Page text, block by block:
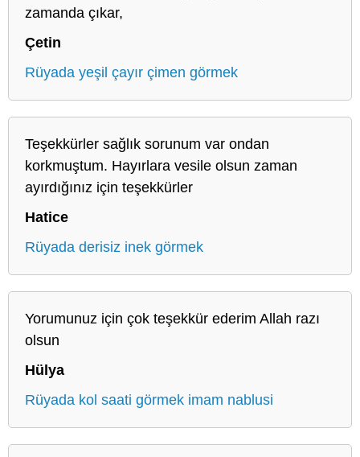
zamanda çıkar,
Çetin
Rüyada yeşil çayır çimen görmek
Teşekkürler sağlık sorunum var ondan
korkmuştum. Hayırlara vesile olsun zaman
ayırdığınız için teşekkürler
Hatice
Rüyada derisiz inek görmek
Yorumunuz için çok teşekkür ederim Allah razı
olsun
Hülya
Rüyada kol saati görmek imam nablusi